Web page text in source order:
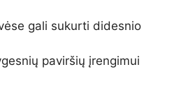
gali sukurti didesnio
paviršių įrengimui